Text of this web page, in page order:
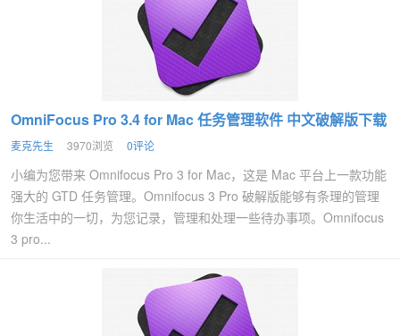
OmniFocus Pro 3.4 for Mac 任务管理软件 中文破解版下载
麦克先生 3970浏览 0评论
小编为您带来 Omnifocus Pro 3 for Mac，这是 Mac 平台上一款功能
强大的 GTD 任务管理。Omnifocus 3 Pro 破解版能够有条理的管理
你生活中的一切，为您记录，管理和处理一些待办事项。Omnifocus
3 pro...